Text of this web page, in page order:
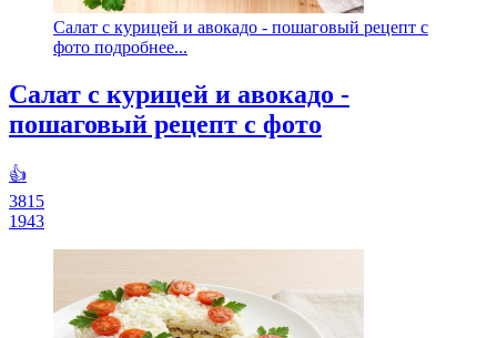
Салат с курицей и авокадо - пошаговый рецепт с
фото подробнее...
Салат с курицей и авокадо -
пошаговый рецепт с фото
👍
3815
1943